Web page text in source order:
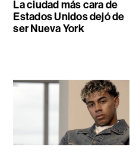
La ciudad más cara de
Estados Unidos dejó de
ser Nueva York